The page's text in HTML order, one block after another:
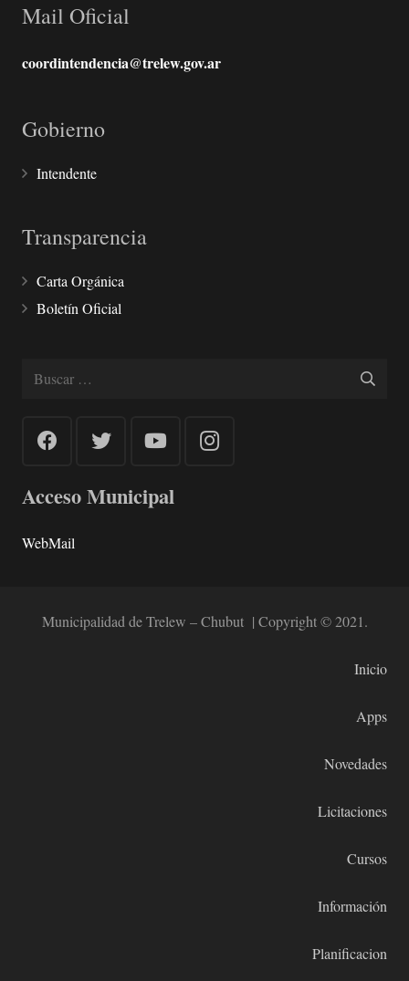
Mail Oficial
coordintendencia@trelew.gov.ar
Gobierno
Intendente
Transparencia
Carta Orgánica
Boletín Oficial
Buscar:
Acceso Municipal
WebMail
Municipalidad de Trelew – Chubut | Copyright © 2021.
Inicio
Apps
Novedades
Licitaciones
Cursos
Información
Planificacion